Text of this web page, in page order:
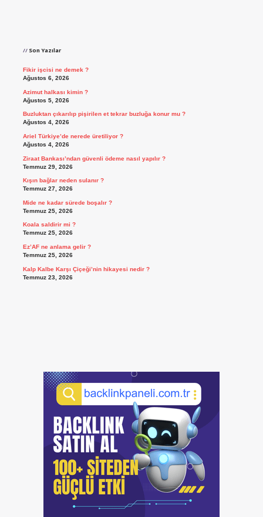
Son Yazılar
Fikir işcisi ne demek ?
Ağustos 6, 2026
Azimut halkası kimin ?
Ağustos 5, 2026
Buzluktan çıkarılıp pişirilen et tekrar buzluğa konur mu ?
Ağustos 4, 2026
Ariel Türkiye’de nerede üretiliyor ?
Ağustos 4, 2026
Ziraat Bankası’ndan güvenli ödeme nasıl yapılır ?
Temmuz 29, 2026
Kışın bağlar neden sulanır ?
Temmuz 27, 2026
Mide ne kadar sürede boşalır ?
Temmuz 25, 2026
Koala saldirir mi ?
Temmuz 25, 2026
Ez’AF ne anlama gelir ?
Temmuz 25, 2026
Kalp Kalbe Karşı Çiçeği’nin hikayesi nedir ?
Temmuz 23, 2026